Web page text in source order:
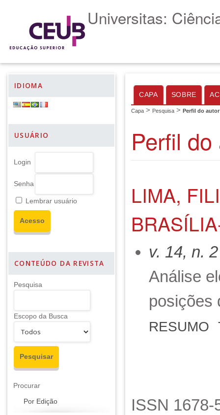
Universitas:
IDIOMA
USUÁRIO
Login
Senha
Lembrar usuário
CONTEÚDO DA REVISTA
Pesquisa
Escopo da Busca
Procurar
Por Edição
CAPA SOBRE
Capa > Pesquisa > Perfil do autor
Perfil
LIMA,
v. 14, n.
Análise
posições
RESUMO
ISSN